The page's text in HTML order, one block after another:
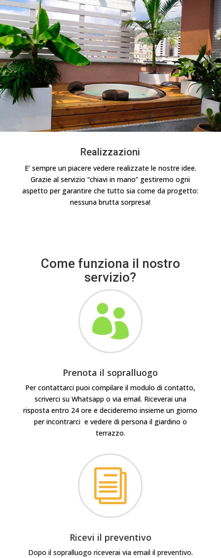
Realizzazioni
E’ sempre un piacere vedere realizzate le nostre idee.
Grazie al servizio “chiavi in mano” gestiremo ogni
aspetto per garantire che tutto sia come da progetto:
nessuna brutta sorpresa!
Come funziona il nostro
servizio?

Prenota il sopralluogo
Per contattarci puoi compilare il modulo di contatto,
scriverci su Whatsapp o via email. Riceverai una
risposta entro 24 ore e decideremo insieme un giorno
per incontrarci e vedere di persona il giardino o
terrazzo.
i
Ricevi il preventivo
Dopo il sopralluogo riceverai via email il preventivo.